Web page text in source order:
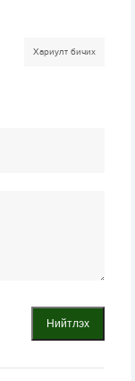
Хариулт бичих
Нийтлэх